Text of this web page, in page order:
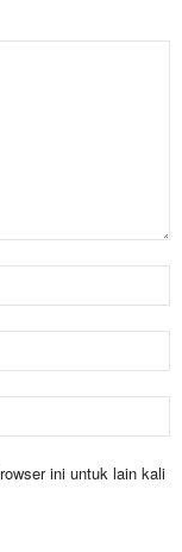
ini untuk lain kali